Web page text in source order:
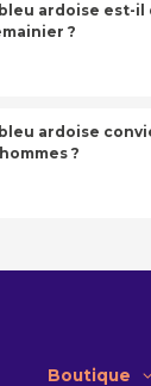
ardoise est-il
?
ardoise
?
Boutique